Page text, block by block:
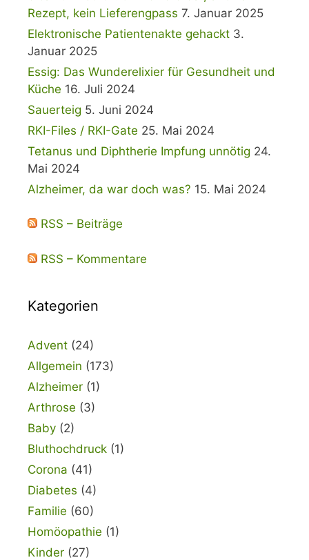
Rezept, kein Lieferengpass 7. Januar 2025
Elektronische Patientenakte gehackt 3.
Januar 2025
Essig: Das Wunderelixier für Gesundheit und
Küche 16. Juli 2024
Sauerteig 5. Juni 2024
RKI-Files / RKI-Gate 25. Mai 2024
Tetanus und Diphtherie Impfung unnötig 24.
Mai 2024
Alzheimer, da war doch was? 15. Mai 2024
RSS – Beiträge
RSS – Kommentare
Kategorien
Advent (24)
Allgemein (173)
Alzheimer (1)
Arthrose (3)
Baby (2)
Bluthochdruck (1)
Corona (41)
Diabetes (4)
Familie (60)
Homöopathie (1)
Kinder (27)